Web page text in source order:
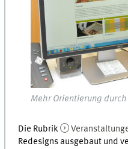
Mehr Orientierung
Die Rubrik
Redesigns ausgebaut und